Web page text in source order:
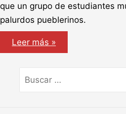
que un grupo de estudiantes
palurdos pueblerinos.
Tucker
&
Dale
mal
Leer más »
por: